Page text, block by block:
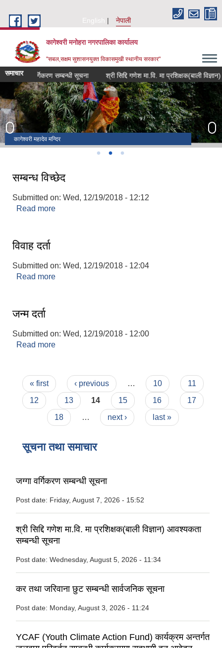
English
नेपाली
कागेश्वरी मनोहरा नगरपालिका कार्यालय
"सबल,सक्षम सुशासनयुक्त विकासमुखी स्थानीय सरकार"
समाचार
वर्गिकरण सम्बन्धी सूचना श्री सिद्दि गणेश मा.वि. मा प्रशिक्षक(बाली विज्ञान)
नवतनधाम
कागेश्वरी महादेव मन्दिर
व्यक्तिगत घटना दर्ता सप्ताह
सम्बन्ध विच्छेद
Submitted on: Wed, 12/19/2018 - 12:12
Read more
विवाह दर्ता
Submitted on: Wed, 12/19/2018 - 12:04
Read more
जन्म दर्ता
Submitted on: Wed, 12/19/2018 - 12:00
Read more
Pages
« first ‹ previous … 10
11
12
13 14 15 16
17
18
… next › last »
सूचना तथा समाचार
जग्गा वर्गिकरण सम्बन्धी सूचना
Post date: Friday, August 7, 2026 - 15:52
श्री सिद्दि गणेश मा.वि. मा प्रशिक्षक(बाली विज्ञान) आवश्यकता
सम्बन्धी सूचना
Post date: Wednesday, August 5, 2026 - 11:34
कर तथा जरिवाना छुट सम्बन्धी सार्वजनिक सूचना
Post date: Monday, August 3, 2026 - 11:24
YCAF (Youth Climate Action Fund) कार्यक्रम अन्तर्गत